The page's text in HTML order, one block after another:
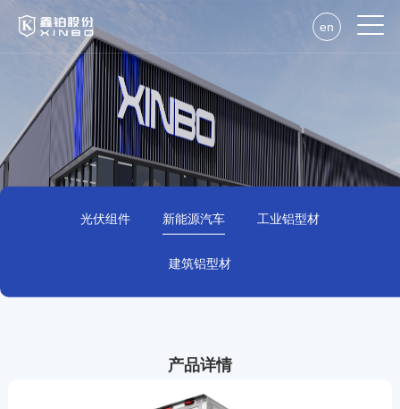
en
光伏组件 新能源汽车 工业铝型材
建筑铝型材
产品详情